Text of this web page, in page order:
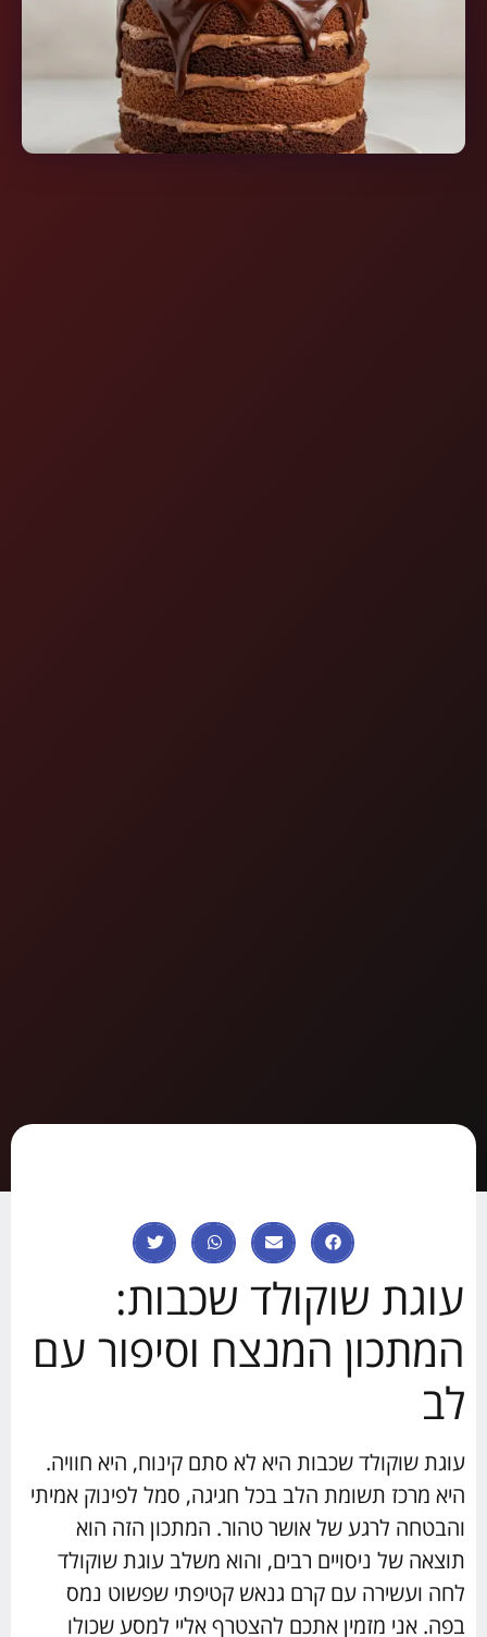
עוגת שוקולד שכבות:
המתכון המנצח וסיפור עם
לב
עוגת שוקולד שכבות היא לא סתם קינוח, היא חוויה.
היא מרכז תשומת הלב בכל חגיגה, סמל לפינוק אמיתי
והבטחה לרגע של אושר טהור. המתכון הזה הוא
תוצאה של ניסויים רבים, והוא משלב עוגת שוקולד
לחה ועשירה עם קרם גנאש קטיפתי שפשוט נמס
בפה. אני מזמין אתכם להצטרף אליי למסע שכולו